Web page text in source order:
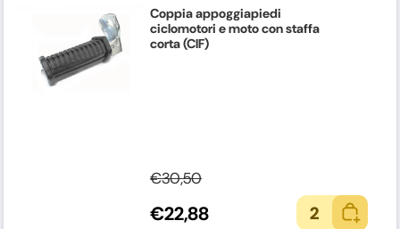
Coppia appoggiapiedi
ciclomotori e moto con staffa
corta (CIF)
€30,50
€22,88 2